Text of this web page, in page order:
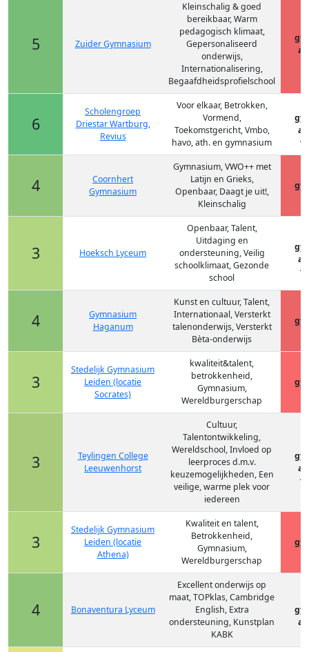
5 Zuider Gymnasium
Kleinschalig & goed
bereikbaar, Warm
pedagogisch klimaat,
Gepersonaliseerd
onderwijs,
Internationalisering,
Begaafdheidsprofielschool
6
Scholengroep
Driestar Wartburg,
Revius
Voor elkaar, Betrokken,
Vormend,
Toekomstgericht, Vmbo,
havo, ath. en gymnasium
4
Coornhert
Gymnasium
Gymnasium, VWO++ met
Latijn en Grieks,
Openbaar, Daagt je uit!,
Kleinschalig
3 Hoeksch Lyceum
Openbaar, Talent,
Uitdaging en
ondersteuning, Veilig
schoolklimaat, Gezonde
school
4
Gymnasium
Haganum
Kunst en cultuur, Talent,
Internationaal, Versterkt
talenonderwijs, Versterkt
Bèta-onderwijs
3
Stedelijk Gymnasium
Leiden (locatie
Socrates)
kwaliteit&talent,
betrokkenheid,
Gymnasium,
Wereldburgerschap
3
Teylingen College
Leeuwenhorst
Cultuur,
Talentontwikkeling,
Wereldschool, Invloed op
leerproces d.m.v.
keuzemogelijkheden, Een
veilige, warme plek voor
iedereen
3
Stedelijk Gymnasium
Leiden (locatie
Athena)
Kwaliteit en talent,
Betrokkenheid,
Gymnasium,
Wereldburgerschap
4 Bonaventura Lyceum
Excellent onderwijs op
maat, TOPklas, Cambridge
English, Extra
ondersteuning, Kunstplan
KABK